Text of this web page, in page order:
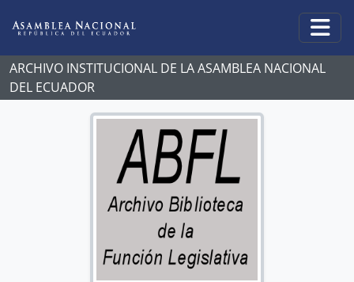
ARCHIVO INSTITUCIONAL DE LA ASAMBLEA NACIONAL
DEL ECUADOR